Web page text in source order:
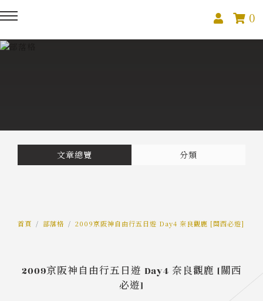
0
預約服務
影像紀錄
我的作品
文章總覽 分類
首頁 部落格 2009京阪神自由行五日遊 Day4 奈良觀鹿 [關西必遊]
2009京阪神自由行五日遊 Day4 奈良觀鹿 [關西
必遊]